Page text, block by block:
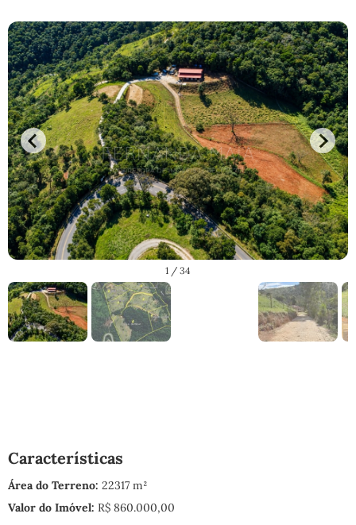
1 / 34
Características
Área do Terreno: 22317 m²
Valor do Imóvel: R$ 860.000,00